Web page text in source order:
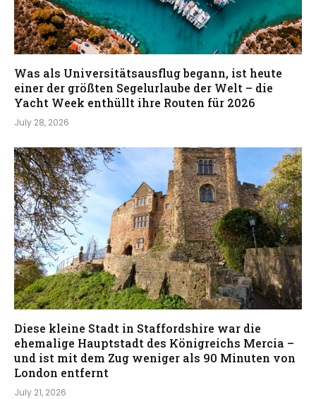
Was als Universitätsausflug begann, ist heute
einer der größten Segelurlaube der Welt – die
Yacht Week enthüllt ihre Routen für 2026
July 28, 2026
Diese kleine Stadt in Staffordshire war die
ehemalige Hauptstadt des Königreichs Mercia –
und ist mit dem Zug weniger als 90 Minuten von
London entfernt
July 21, 2026